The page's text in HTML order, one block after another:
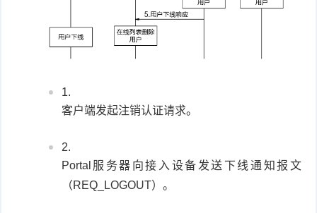
客户端发起注销认证请求。
Portal服务器向接入设备发送下线通知报文
（REQ_LOGOUT）。